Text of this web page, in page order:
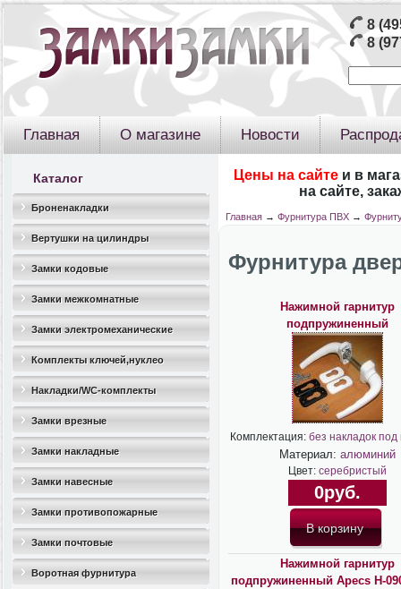
8
8
Главная О магазине Новости
Каталог
Броненакладки
Вертушки на цилиндры
Замки кодовые
Замки межкомнатные
Замки электромеханические
Комплекты ключей,нуклео
Накладки/WC-комплекты
Замки врезные
Замки накладные
Замки навесные
Замки противопожарные
Замки почтовые
Воротная фурнитура
Цены на сайте и в
на сайте,
Главная→ Фурнитура ПВХ→
Фурнитура
Нажимной гарнитур
подпружиненный
Комплектация: без накладок
Материал: алюминий
Цвет: серебристый
0руб.
Нажимной гарнитур
подпружиненный Apecs H-